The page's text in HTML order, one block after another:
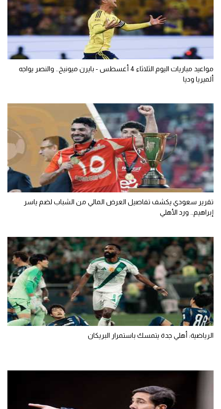
مواعيد مباريات اليوم الثلاثاء 4 أغسطس - بايرن ميونيخ.. والنصر يواجه
ألميريا وديا
تقرير سعودي يكشف تفاصيل العرض المالي من الشباب لضم ياسر
إبراهيم.. ورد الأهلي
الرياضية: أهلي جدة يتمسك باستمرار البريكان